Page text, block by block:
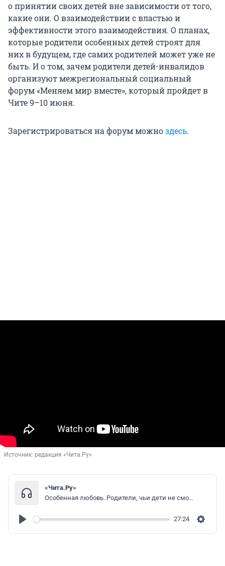
о принятии своих детей вне зависимости от того,
какие они. О взаимодействии с властью и
эффективности этого взаимодействия. О планах,
которые родители особенных детей строят для
них в будущем, где самих родителей может уже не
быть. И о том, зачем родители детей-инвалидов
организуют межрегиональный социальный
форум «Меняем мир вместе», который пройдет в
Чите 9–10 июня.
Зарегистрироваться на форум можноздесь.
Источник: редакция «Чита.Ру»
«Чита.Ру»
Особенная любовь. Родители, чьи дети не смогут без них никогда
27:24